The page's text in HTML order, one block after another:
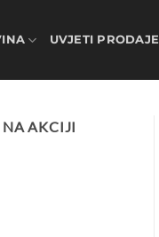
UVJETI PRODAJE
AKCIJI